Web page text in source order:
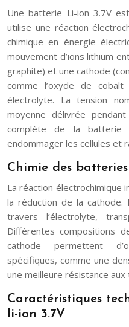
Une batterie Li-ion 3.7V
utilise une réaction
chimique en énergie
mouvement d’ions lithium
graphite) et une cathode
comme l’oxyde de
électrolyte. La tension
moyenne délivrée
complète de la
endommager les cellules et
Chimie des
La réaction électrochimique
la réduction de la cathode.
travers l’électrolyte,
Différentes compositions
cathode permettent
spécifiques, comme une
une meilleure résistance
Caractéristiques
li-ion 3.7V